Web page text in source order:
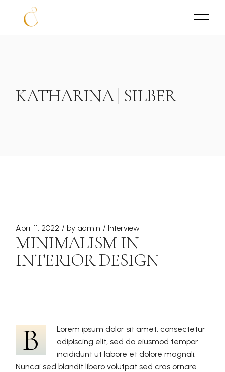
KATHARINA | SILBER
April 11, 2022 by admin Interview
MINIMALISM IN
INTERIOR DESIGN
B
Lorem ipsum dolor sit amet, consectetur
adipiscing elit, sed do eiusmod tempor
incididunt ut labore et dolore magnali.
Nuncai sed blandit libero volutpat sed cras ornare